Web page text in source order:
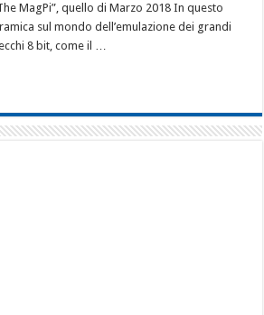
MagPi”, quello di Marzo 2018 In questo
sul mondo dell’emulazione dei grandi
8 bit, come il …